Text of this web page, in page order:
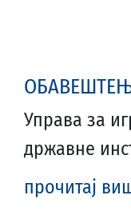
Управа за
државне
Управе
прочитај